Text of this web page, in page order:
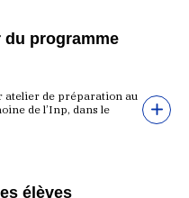
programme
atelier de préparation au
de l’Inp, dans le
élèves